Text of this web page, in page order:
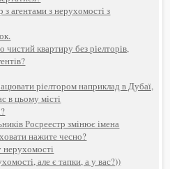
агентами з нерухомості з
квартиру без ріелторів,
ріелтором наприклад в Дубаї,
в цьому місті
Росреестр змінює імена
нажите чесно?
але є тапки, а у вас?))